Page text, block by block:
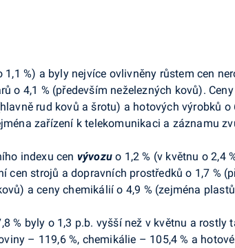
1,1 %) a byly nejvíce ovlivněny růstem cen
o 4,1 % (především neželezných kovů).
rud kovů a šrotu) a hotových výrobků
zařízení k telekomunikaci a záznamu
indexu cen vývozu o 1,2 % (v květnu o 2,4
cen strojů a dopravních prostředků o 1,7 %
a ceny chemikálií o 4,9 % (zejména
% byly o 1,3 p.b. vyšší než v květnu a
– 119,6 %, chemikálie – 105,4 % a